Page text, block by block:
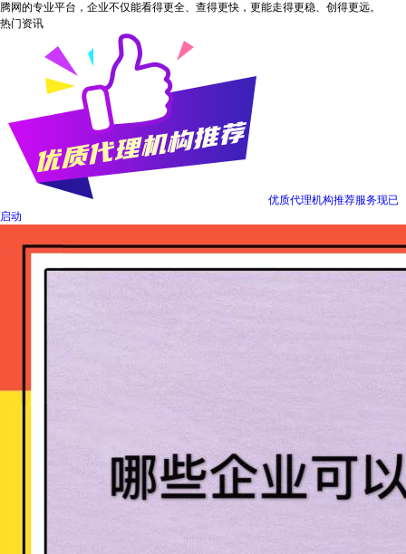
腾网的专业平台，企业不仅能看得更全、查得更快，更能走得更稳、创得更远。
热门资讯
优质代理机构推荐服务现已
启动